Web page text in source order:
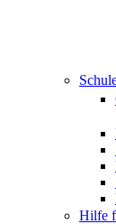
Hilfe